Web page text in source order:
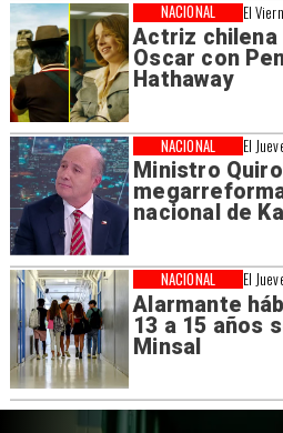
El
Actriz chilena
Oscar con
Hathaway
NACIONAL
El
Ministro
nacional de
NACIONAL
El
Alarmante
13 a 15 años
Minsal
NACIONAL